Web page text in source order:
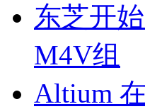
东芝开
M4V组
Altium